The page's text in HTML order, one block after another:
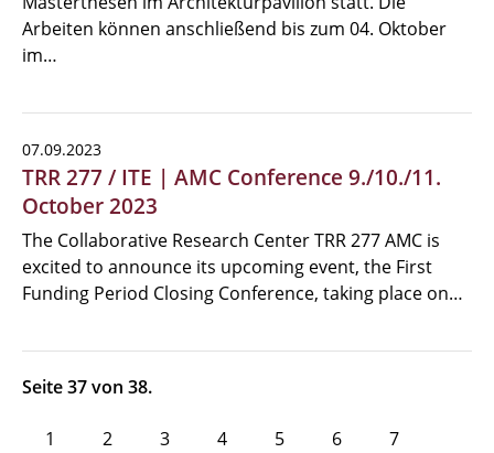
Arbeiten können anschließend bis zum 04. Oktober
im…
07.09.2023
TRR 277 / ITE | AMC Conference 9./10./11.
October 2023
The Collaborative Research Center TRR 277 AMC is
excited to announce its upcoming event, the First
Funding Period Closing Conference, taking place on…
Seite 37 von 38.
1 2 3 4 5 6 7